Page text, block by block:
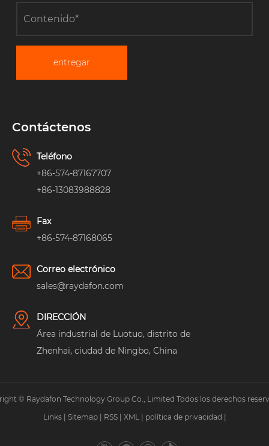
entregar
Contáctenos
Teléfono
+86-574-87167707
+86-13083988828
Fax
+86-574-87168065
Correo electrónico
sales@raydafon.com
DIRECCIÓN
Área industrial de Luotuo, distrito de
Zhenhai, ciudad de Ningbo, China
© Raydafon Technology Group Co., Limited Todos los derechos
Links
Sitemap RSS XML política de privacidad